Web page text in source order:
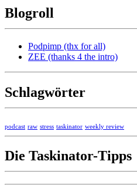
Blogroll
Podpimp (thx for all)
ZEE (thanks 4 the intro)
Schlagwörter
podcast raw stress taskinator weekly review
Die Taskinator-Tipps